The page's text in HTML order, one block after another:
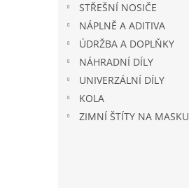
STŘEŠNÍ NOSIČE
NÁPLNĚ A ADITIVA
ÚDRŽBA A DOPLŇKY
NÁHRADNÍ DÍLY
UNIVERZÁLNÍ DÍLY
KOLA
ZIMNÍ ŠTÍTY NA MASKU